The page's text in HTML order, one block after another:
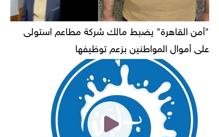
"أمن القاهرة" يضبط مالك شركة مطاعم استولى
على أموال المواطنين بزعم توظيفها